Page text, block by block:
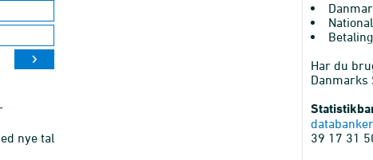
nye tal
Har du
Danmarks
39 17 31